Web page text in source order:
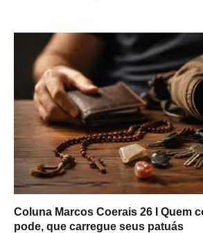
Coluna Marcos Coerais 26 I Quem
pode, que carregue seus patuás